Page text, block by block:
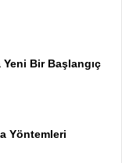
Bir Başlangıç
Yöntemleri